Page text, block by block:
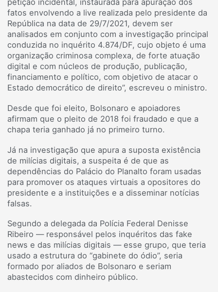
petição incidental, instaurada para apuração dos
fatos envolvendo a live realizada pelo presidente da
República na data de 29/7/2021, devem ser
analisados em conjunto com a investigação principal
conduzida no inquérito 4.874/DF, cujo objeto é uma
organização criminosa complexa, de forte atuação
digital e com núcleos de produção, publicação,
financiamento e político, com objetivo de atacar o
Estado democrático de direito”, escreveu o ministro.
Desde que foi eleito, Bolsonaro e apoiadores
afirmam que o pleito de 2018 foi fraudado e que a
chapa teria ganhado já no primeiro turno.
Já na investigação que apura a suposta existência
de milícias digitais, a suspeita é de que as
dependências do Palácio do Planalto foram usadas
para promover os ataques virtuais a opositores do
presidente e a instituições e a disseminar notícias
falsas.
Segundo a delegada da Polícia Federal Denisse
Ribeiro — responsável pelos inquéritos das fake
news e das milícias digitais — esse grupo, que teria
usado a estrutura do “gabinete do ódio”, seria
formado por aliados de Bolsonaro e seriam
abastecidos com dinheiro público.